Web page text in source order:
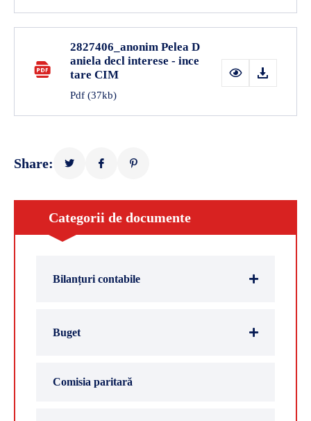
Categorii de documente
Bilanțuri contabile
Buget
Comisia paritară
2827406_anonim Pelea D
aniela decl interese - ince
tare CIM
Pdf (37kb)
Share: